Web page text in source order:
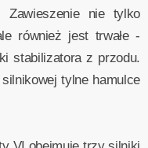
Zawieszenie nie tylko
również jest trwałe -
stabilizatora z przodu.
tylne hamulce